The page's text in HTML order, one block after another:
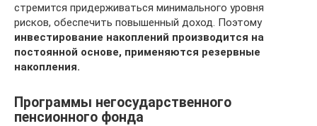
стремится придерживаться минимального уровня
рисков, обеспечить повышенный доход. Поэтому
инвестирование накоплений производится на
постоянной основе, применяются резервные
накопления.
Программы негосударственного
пенсионного фонда